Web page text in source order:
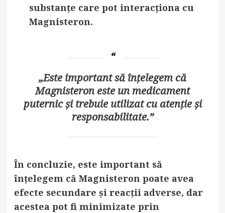
substanțe care pot interacționa cu
Magnisteron.
„Este important să înțelegem că
Magnisteron este un medicament
puternic și trebuie utilizat cu atenție și
responsabilitate.”
În concluzie, este important să
înțelegem că Magnisteron poate avea
efecte secundare și reacții adverse, dar
acestea pot fi minimizate prin